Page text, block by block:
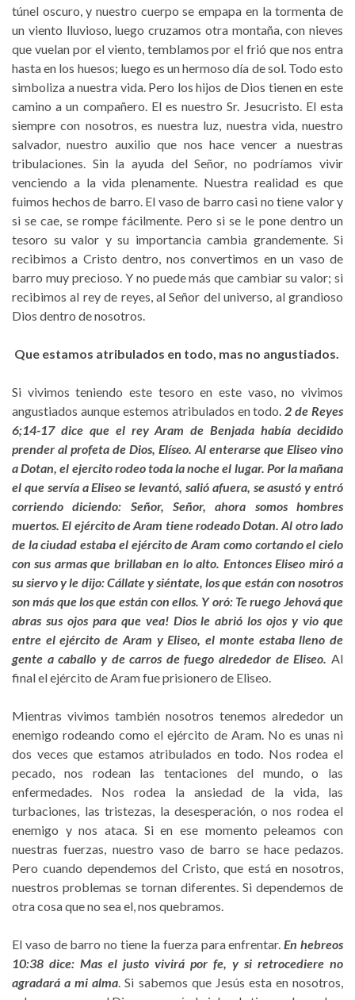
túnel oscuro, y nuestro cuerpo se empapa en la tormenta de
un viento lluvioso, luego cruzamos otra montaña, con nieves
que vuelan por el viento, temblamos por el frió que nos entra
hasta en los huesos; luego es un hermoso día de sol. Todo esto
simboliza a nuestra vida. Pero los hijos de Dios tienen en este
camino a un compañero. El es nuestro Sr. Jesucristo. El esta
siempre con nosotros, es nuestra luz, nuestra vida, nuestro
salvador, nuestro auxilio que nos hace vencer a nuestras
tribulaciones. Sin la ayuda del Señor, no podríamos vivir
venciendo a la vida plenamente. Nuestra realidad es que
fuimos hechos de barro. El vaso de barro casi no tiene valor y
si se cae, se rompe fácilmente. Pero si se le pone dentro un
tesoro su valor y su importancia cambia grandemente. Si
recibimos a Cristo dentro, nos convertimos en un vaso de
barro muy precioso. Y no puede más que cambiar su valor; si
recibimos al rey de reyes, al Señor del universo, al grandioso
Dios dentro de nosotros.
Que estamos atribulados en todo, mas no angustiados.
Si vivimos teniendo este tesoro en este vaso, no vivimos
angustiados aunque estemos atribulados en todo. 2 de Reyes
6;14-17 dice que el rey Aram de Benjada había decidido
prender al profeta de Dios, Elíseo. Al enterarse que Eliseo vino
a Dotan, el ejercito rodeo toda la noche el lugar. Por la mañana
el que servía a Eliseo se levantó, salió afuera, se asustó y entró
corriendo diciendo: Señor, Señor, ahora somos hombres
muertos. El ejército de Aram tiene rodeado Dotan. Al otro lado
de la ciudad estaba el ejército de Aram como cortando el cielo
con sus armas que brillaban en lo alto. Entonces Eliseo miró a
su siervo y le dijo: Cállate y siéntate, los que están con nosotros
son más que los que están con ellos. Y oró: Te ruego Jehová que
abras sus ojos para que vea! Dios le abrió los ojos y vio que
entre el ejército de Aram y Eliseo, el monte estaba lleno de
gente a caballo y de carros de fuego alrededor de Eliseo. Al
final el ejército de Aram fue prisionero de Eliseo.
Mientras vivimos también nosotros tenemos alrededor un
enemigo rodeando como el ejército de Aram. No es unas ni
dos veces que estamos atribulados en todo. Nos rodea el
pecado, nos rodean las tentaciones del mundo, o las
enfermedades. Nos rodea la ansiedad de la vida, las
turbaciones, las tristezas, la desesperación, o nos rodea el
enemigo y nos ataca. Si en ese momento peleamos con
nuestras fuerzas, nuestro vaso de barro se hace pedazos.
Pero cuando dependemos del Cristo, que está en nosotros,
nuestros problemas se tornan diferentes. Si dependemos de
otra cosa que no sea el, nos quebramos.
El vaso de barro no tiene la fuerza para enfrentar. En hebreos
10:38 dice: Mas el justo vivirá por fe, y si retrocediere no
agradará a mi alma . Si sabemos que Jesús esta en nosotros,